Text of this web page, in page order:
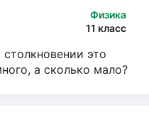
Физика
11 класс
это
а сколько мало?